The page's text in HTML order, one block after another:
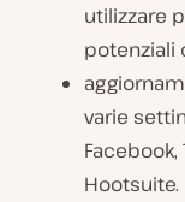
utilizzare
potenziali
varie
Hootsuite.